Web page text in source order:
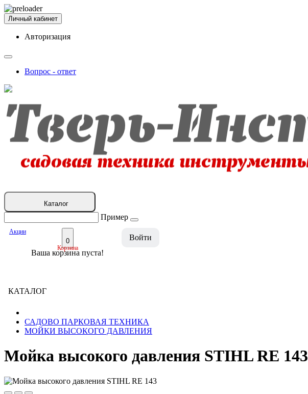
Личный кабинет
Авторизация
Вопрос - ответ
Каталог
Пример
Акции
0
Ваша корзина пуста!
Корзина
Войти
КАТАЛОГ
САДОВО ПАРКОВАЯ ТЕХНИКА
МОЙКИ ВЫСОКОГО ДАВЛЕНИЯ
Мойка высокого давления STIHL RE 143